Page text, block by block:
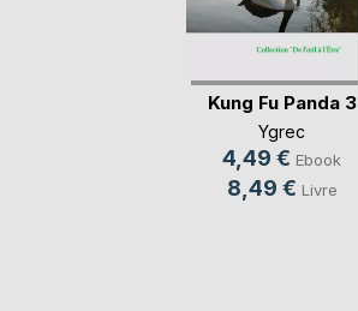
Kung Fu Panda 3
Ygrec
4,49 € Ebook
8,49 € Livre